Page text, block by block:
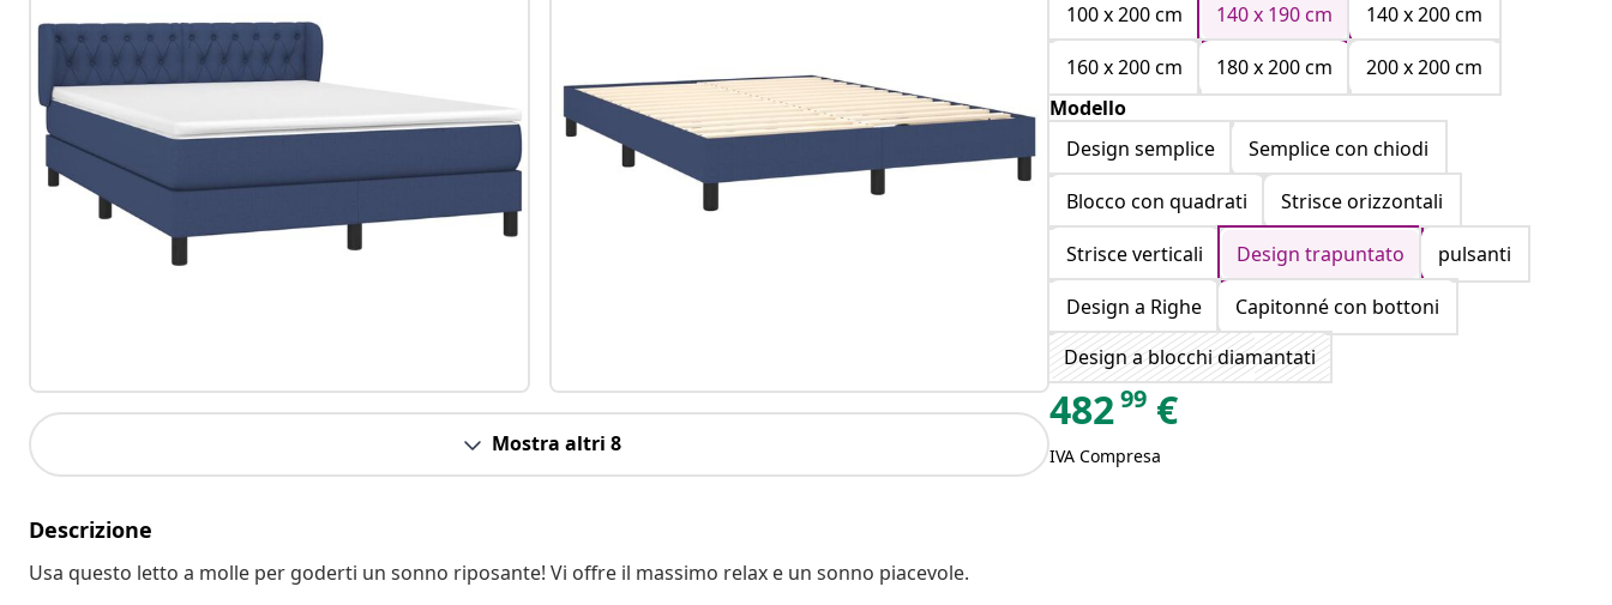
Mostra altri 8
Descrizione
Usa questo letto a molle per goderti un sonno riposante! Vi offre il massimo relax e un sonno piacevole.
100 x 200 cm
140 x 190 cm
140 x 200 cm
160 x 200 cm
180 x 200 cm
200 x 200 cm
Modello
Design semplice
Semplice con chiodi
Blocco con quadrati
Strisce orizzontali
Strisce verticali
Design trapuntato
pulsanti
Design a Righe
Capitonné con bottoni
Design a blocchi diamantati
48299 €
IVA Compresa